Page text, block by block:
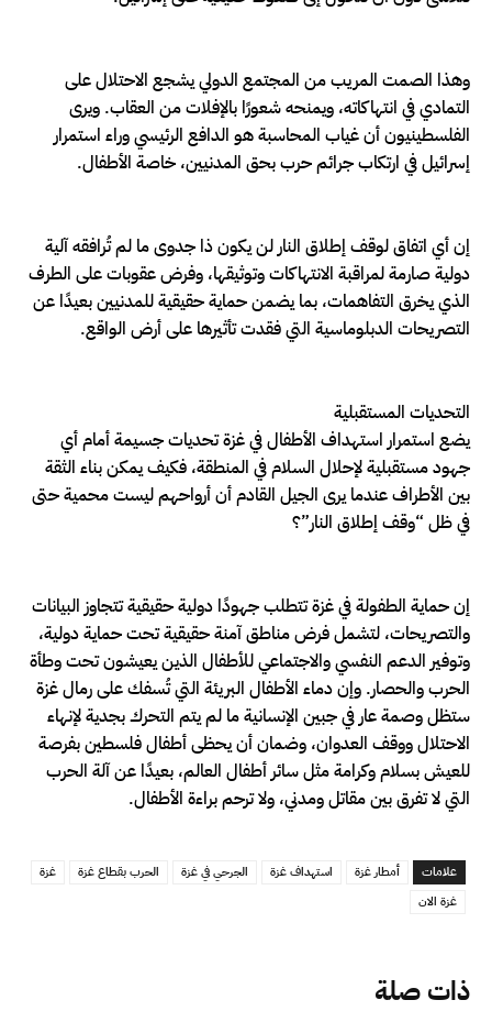
ذات صلة
وهذا الصمت المريب من المجتمع الدولي يشجع الاحتلال على
التمادي في انتهاكاته، ويمنحه شعورًا بالإفلات من العقاب. ويرى
الفلسطينيون أن غياب المحاسبة هو الدافع الرئيسي وراء استمرار
إسرائيل في ارتكاب جرائم حرب بحق المدنيين، خاصة الأطفال.
إن أي اتفاق لوقف إطلاق النار لن يكون ذا جدوى ما لم تُرافقه آلية
دولية صارمة لمراقبة الانتهاكات وتوثيقها، وفرض عقوبات على الطرف
الذي يخرق التفاهمات، بما يضمن حماية حقيقية للمدنيين بعيدًا عن
التصريحات الدبلوماسية التي فقدت تأثيرها على أرض الواقع.
التحديات المستقبلية
يضع استمرار استهداف الأطفال في غزة تحديات جسيمة أمام أي
جهود مستقبلية لإحلال السلام في المنطقة، فكيف يمكن بناء الثقة
بين الأطراف عندما يرى الجيل القادم أن أرواحهم ليست محمية حتى
في ظل “وقف إطلاق النار”؟
إن حماية الطفولة في غزة تتطلب جهودًا دولية حقيقية تتجاوز البيانات
والتصريحات، لتشمل فرض مناطق آمنة حقيقية تحت حماية دولية،
وتوفير الدعم النفسي والاجتماعي للأطفال الذين يعيشون تحت وطأة
الحرب والحصار. وإن دماء الأطفال البريئة التي تُسفك على رمال غزة
ستظل وصمة عار في جبين الإنسانية ما لم يتم التحرك بجدية لإنهاء
الاحتلال ووقف العدوان، وضمان أن يحظى أطفال فلسطين بفرصة
للعيش بسلام وكرامة مثل سائر أطفال العالم، بعيدًا عن آلة الحرب
التي لا تفرق بين مقاتل ومدني، ولا ترحم براءة الأطفال.
علامات أمطار غزة استهداف غزة الجرحي في غزة الحرب بقطاع غزة
غزة
غزة الان